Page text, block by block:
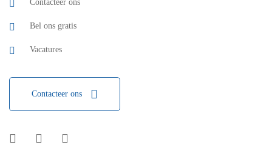
Contacteer ons
Bel ons gratis
Vacatures
Contacteer ons